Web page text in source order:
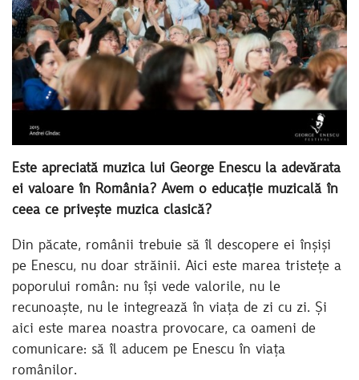
Este apreciată muzica lui George Enescu la adevărata
ei valoare în România? Avem o educație muzicală în
ceea ce privește muzica clasică?
Din păcate, românii trebuie să îl descopere ei înșiși
pe Enescu, nu doar străinii. Aici este marea tristețe a
poporului român: nu își vede valorile, nu le
recunoaște, nu le integrează în viața de zi cu zi. Și
aici este marea noastra provocare, ca oameni de
comunicare: să îl aducem pe Enescu în viața
românilor.